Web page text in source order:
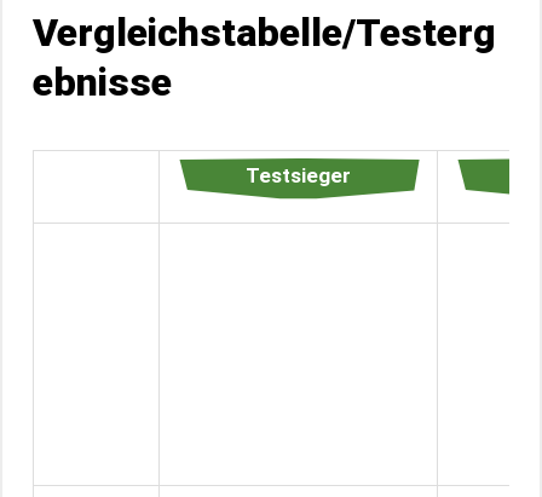
Vergleichstabelle/Testerg
ebnisse
Testsieger